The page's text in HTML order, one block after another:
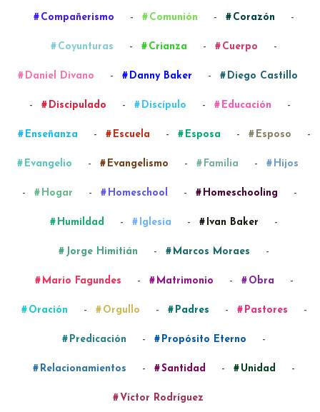
Compañerismo - Comunión - Corazón -
Coyunturas - Crianza - Cuerpo -
Daniel Divano - Danny Baker - Diego Castillo
- Discipulado - Discípulo - Educación -
Enseñanza - Escuela - Esposa - Esposo -
Evangelio - Evangelismo - Familia - Hijos
- Hogar - Homeschool - Homeschooling -
Humildad - Iglesia - Ivan Baker -
Jorge Himitián - Marcos Moraes -
Mario Fagundes - Matrimonio - Obra -
Oración - Orgullo - Padres - Pastores -
Predicación - Propósito Eterno -
Relacionamientos - Santidad - Unidad -
Víctor Rodríguez